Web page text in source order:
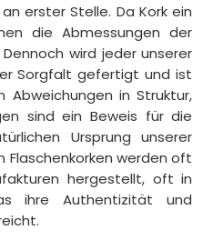
erster Stelle. Da Kork ein
die Abmessungen der
wird jeder unserer
Sorgfalt gefertigt und ist
Abweichungen in Struktur,
sind ein Beweis für die
Ursprung unserer
Flaschenkorken werden oft
hergestellt, oft in
ihre Authentizität und